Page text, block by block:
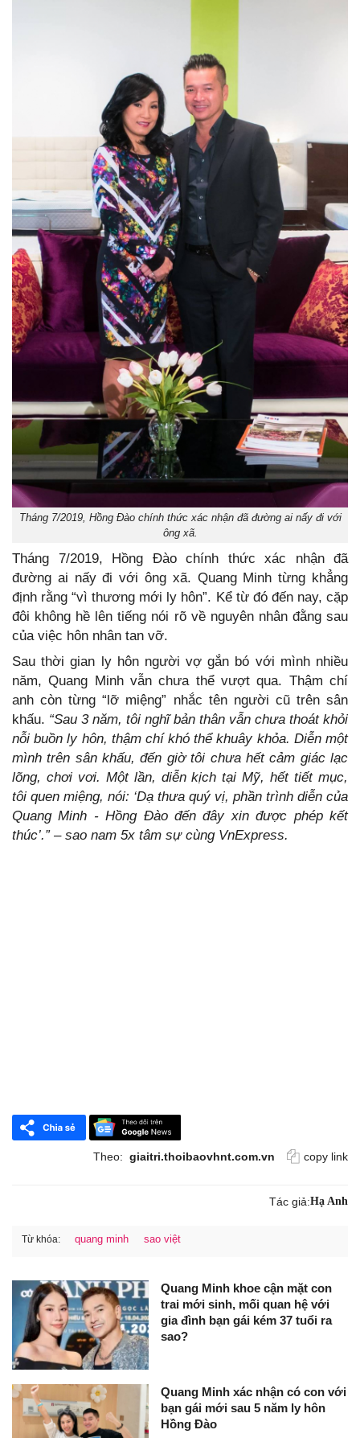
Tháng 7/2019, Hồng Đào chính thức xác nhận đã đường ai nấy đi với
ông xã.
Tháng 7/2019, Hồng Đào chính thức xác nhận đã
đường ai nấy đi với ông xã. Quang Minh từng khẳng
định rằng “vì thương mới ly hôn”. Kể từ đó đến nay, cặp
đôi không hề lên tiếng nói rõ về nguyên nhân đằng sau
của việc hôn nhân tan vỡ.
Sau thời gian ly hôn người vợ gắn bó với mình nhiều
năm, Quang Minh vẫn chưa thể vượt qua. Thậm chí
anh còn từng “lỡ miệng” nhắc tên người cũ trên sân
khấu. “Sau 3 năm, tôi nghĩ bản thân vẫn chưa thoát khỏi
nỗi buồn ly hôn, thậm chí khó thể khuây khỏa. Diễn một
mình trên sân khấu, đến giờ tôi chưa hết cảm giác lạc
lõng, chơi vơi. Một lần, diễn kịch tại Mỹ, hết tiết mục,
tôi quen miệng, nói: ‘Dạ thưa quý vị, phần trình diễn của
Quang Minh - Hồng Đào đến đây xin được phép kết
thúc’.” – sao nam 5x tâm sự cùng VnExpress.
Theo: giaitri.thoibaovhnt.com.vn copy link
Tác giả:Hạ Anh
Từ khóa: quang minh sao việt
Quang Minh khoe cận mặt con
trai mới sinh, mối quan hệ với
gia đình bạn gái kém 37 tuổi ra
sao?
Quang Minh xác nhận có con với
bạn gái mới sau 5 năm ly hôn
Hồng Đào